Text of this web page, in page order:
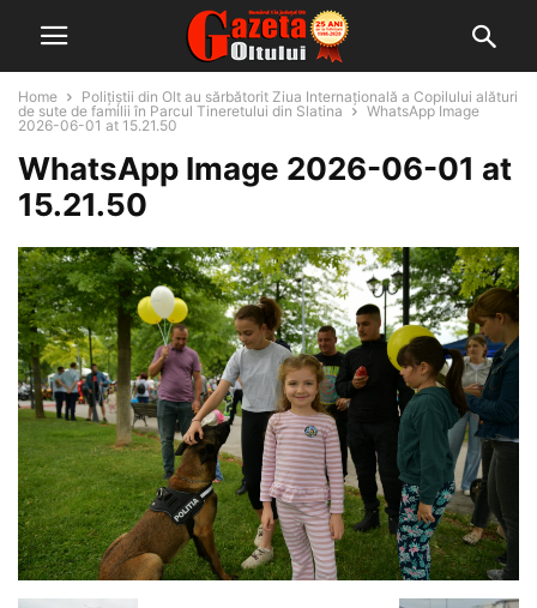
Home
Polițiștii din Olt au sărbătorit Ziua Internațională a Copilului alături
de sute de familii în Parcul Tineretului din Slatina
WhatsApp Image
2026-06-01 at 15.21.50
WhatsApp Image 2026-06-01 at
15.21.50